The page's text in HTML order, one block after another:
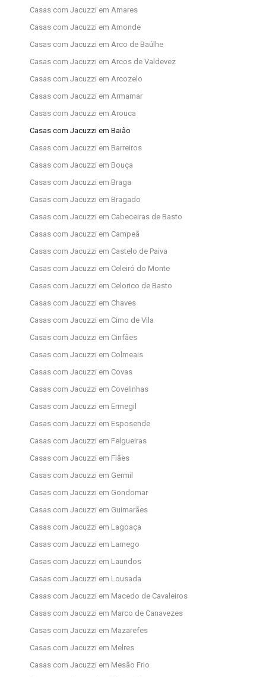
Casas com Jacuzzi em Amares
Casas com Jacuzzi em Amonde
Casas com Jacuzzi em Arco de Baúlhe
Casas com Jacuzzi em Arcos de Valdevez
Casas com Jacuzzi em Arcozelo
Casas com Jacuzzi em Armamar
Casas com Jacuzzi em Arouca
Casas com Jacuzzi em Baião
Casas com Jacuzzi em Barreiros
Casas com Jacuzzi em Bouça
Casas com Jacuzzi em Braga
Casas com Jacuzzi em Bragado
Casas com Jacuzzi em Cabeceiras de Basto
Casas com Jacuzzi em Campeã
Casas com Jacuzzi em Castelo de Paiva
Casas com Jacuzzi em Celeiró do Monte
Casas com Jacuzzi em Celorico de Basto
Casas com Jacuzzi em Chaves
Casas com Jacuzzi em Cimo de Vila
Casas com Jacuzzi em Cinfães
Casas com Jacuzzi em Colmeais
Casas com Jacuzzi em Covas
Casas com Jacuzzi em Covelinhas
Casas com Jacuzzi em Ermegil
Casas com Jacuzzi em Esposende
Casas com Jacuzzi em Felgueiras
Casas com Jacuzzi em Fiães
Casas com Jacuzzi em Germil
Casas com Jacuzzi em Gondomar
Casas com Jacuzzi em Guimarães
Casas com Jacuzzi em Lagoaça
Casas com Jacuzzi em Lamego
Casas com Jacuzzi em Laundos
Casas com Jacuzzi em Lousada
Casas com Jacuzzi em Macedo de Cavaleiros
Casas com Jacuzzi em Marco de Canavezes
Casas com Jacuzzi em Mazarefes
Casas com Jacuzzi em Melres
Casas com Jacuzzi em Mesão Frio